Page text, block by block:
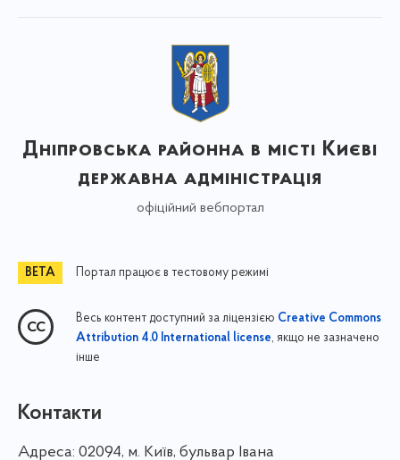
Дніпровська районна в місті Києві
державна адміністрація
офіційний вебпортал
Портал працює в тестовому режимі
Весь контент доступний за ліцензією Creative Commons
Attribution 4.0 International license, якщо не зазначено
інше
Контакти
Адреса: 02094, м. Київ, бульвар Івана